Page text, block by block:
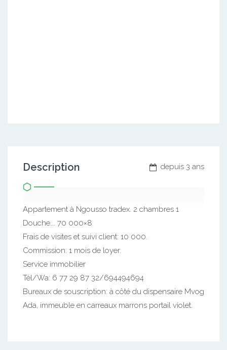
depuis 3 ans
Description
Appartement à Ngousso tradex. 2 chambres 1
Douche…. 70 000×8
Frais de visites et suivi client: 10 000.
Commission: 1 mois de loyer.
Service immobilier
Tél/Wa: 6 77 29 87 32/694494694
Bureaux de souscription: à côté du dispensaire Mvog
Ada, immeuble en carreaux marrons portail violet.